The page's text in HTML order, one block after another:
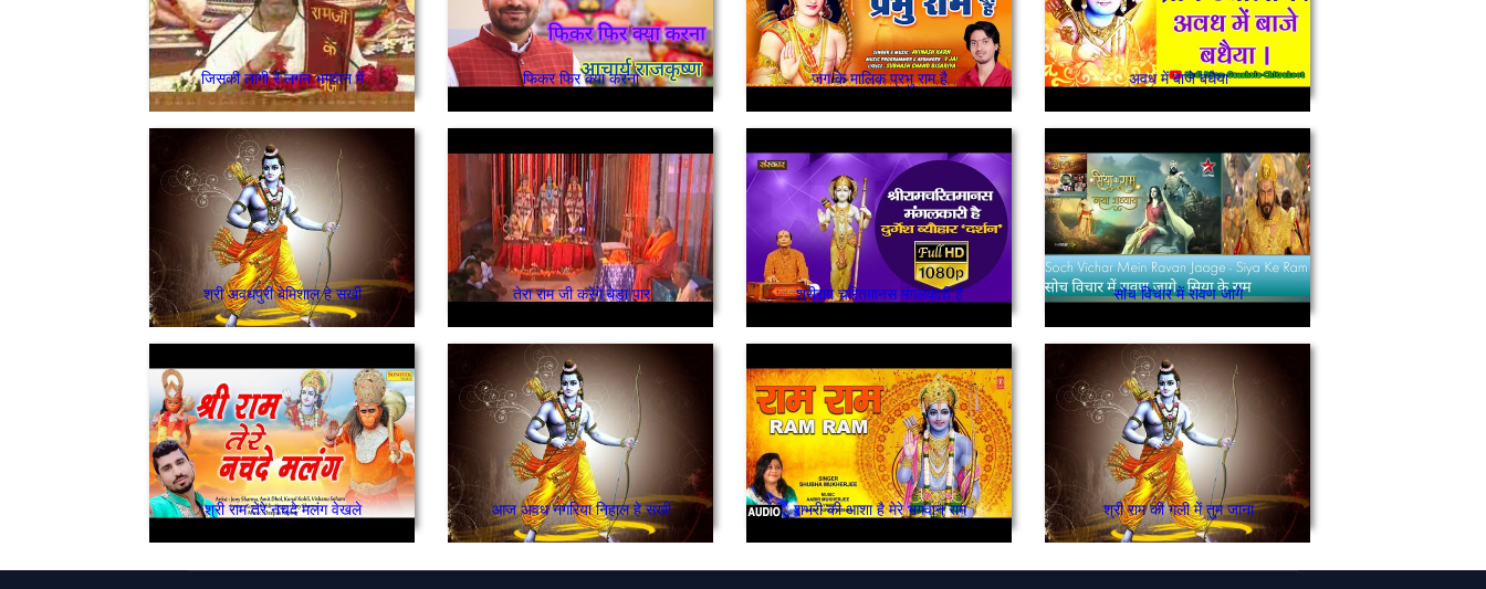
जिसकी लागी रे लगन भगवान में फिकर फिर क्या करना जग के मालिक प्रभु राम है अवध में बाजे बधैया
श्री अवधपुरी बेमिशाल हे सखी तेरा राम जी करेंगे बेड़ा पार श्रीराम चरितमानस मंगलकारी है सोच विचार में रावण जागे
श्री राम तेरे नचदे मलंग वेखले आज अवध नगरिया निहाल हे सखी शभरी की आशा है मेरे भगवान् राम श्री राम की गली में तुम जाना